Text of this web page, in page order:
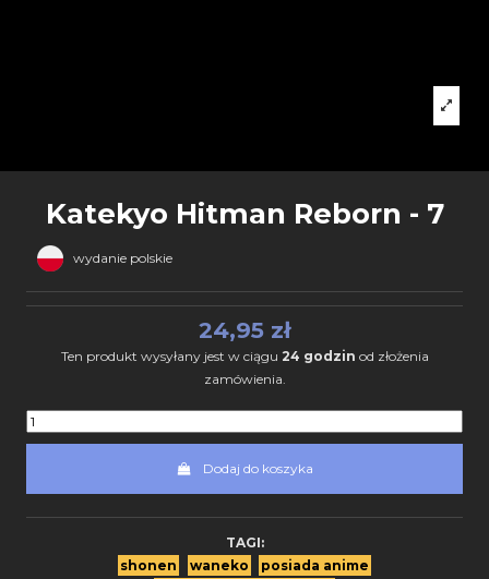
Katekyo Hitman Reborn - 7
wydanie polskie
24,95 zł
Ten produkt wysyłany jest w ciągu 24 godzin od złożenia
zamówienia.
Dodaj do koszyka
TAGI:
shonen
waneko
posiada anime